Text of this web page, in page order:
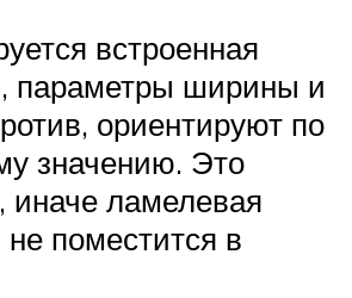
встроенная
параметры ширины и
ориентируют по
значению. Это
иначе ламелевая
не поместится в